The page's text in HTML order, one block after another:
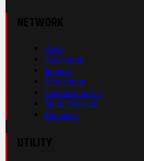
Auto
Autosprint
Inmoto
Motosprint
Guerinsportivo
Sport Network
Fantacup